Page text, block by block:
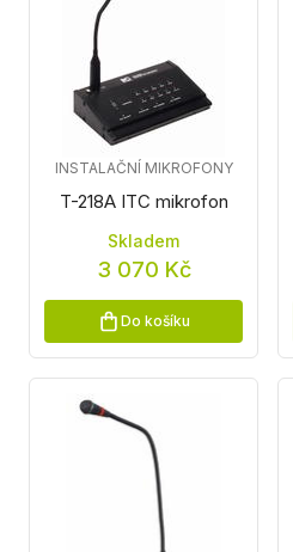
T-218A ITC mikrofon
INSTALAČNÍ MIKROFONY
Skladem
3 070 Kč
Do košíku